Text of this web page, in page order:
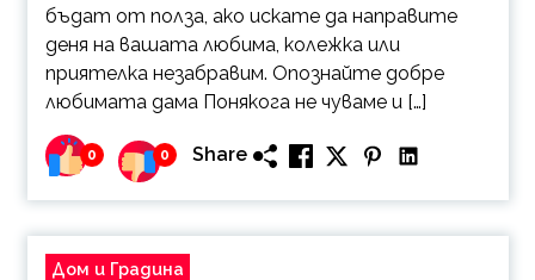
бъдат от полза, ако искате да направите
деня на вашата любима, колежка или
приятелка незабравим. Опознайте добре
любимата дама Понякога не чуваме и […]
0 0 Share
Дом и Градина